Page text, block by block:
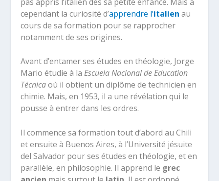
cependant la curiosité d’apprendre l’italien au
cours de sa formation pour se rapprocher
notamment de ses origines.
Avant d’entamer ses études en théologie, Jorge
Mario étudie à laEscuela Nacional de Education
Técnicaoù il obtient un diplôme de technicien en
chimie. Mais, en 1953, il a une révélation qui le
pousse à entrer dans les ordres.
Il commence sa formation tout d’abord au Chili
et ensuite à Buenos Aires, à l’Université jésuite
del Salvador pour ses études en théologie, et en
parallèle, en philosophie. Il apprend le grec